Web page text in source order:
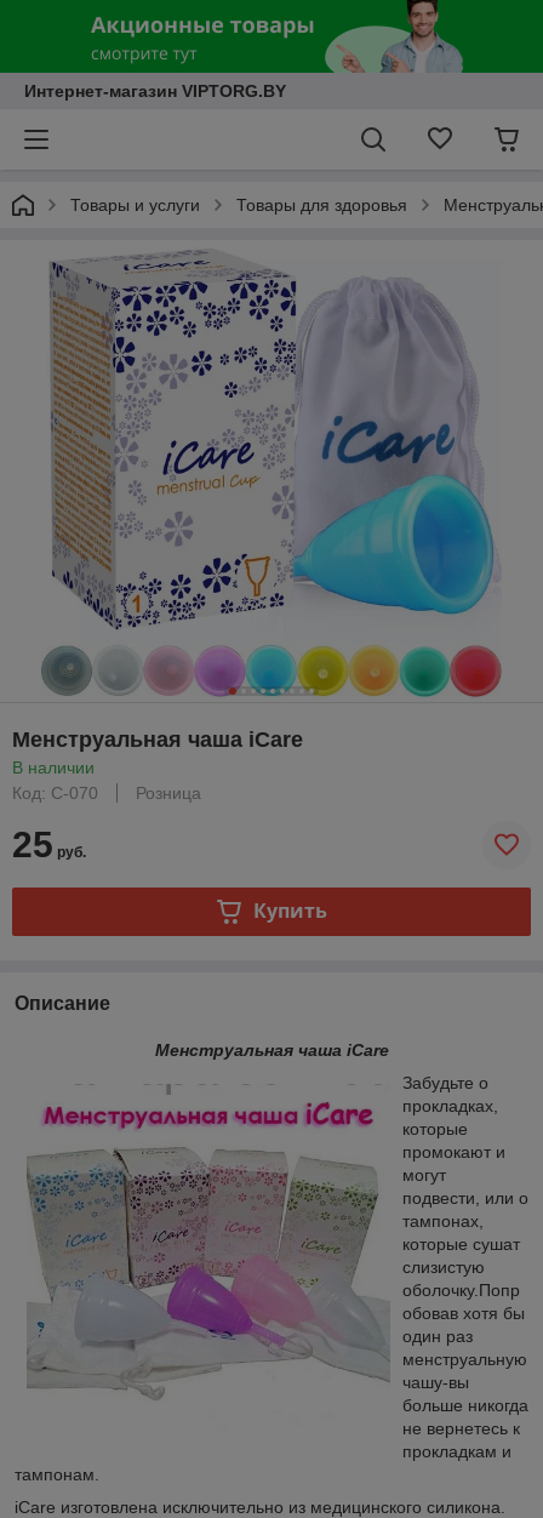
Интернет-магазин VIPTORG.BY
Товары и услуги Товары для здоровья
Менструальная чаша iCare
В наличии
Код: C-070
Розница
25 руб.
Купить
Описание
Менструальная чаша iCare
Забудьте о
прокладках,
которые
промокают и
могут
подвести, или о
тампонах,
которые сушат
слизистую
оболочку.Попр
обовав хотя бы
один раз
менструальную
чашу-вы
больше никогда
не вернетесь к
прокладкам и
тампонам.
iCare изготовлена исключительно из медицинского силикона.